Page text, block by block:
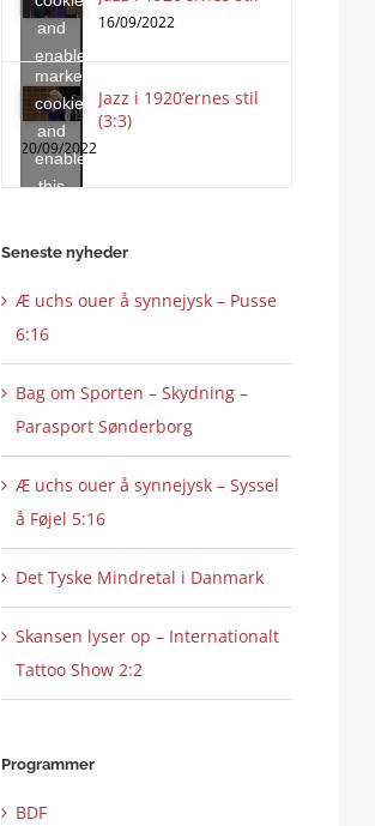
and
enable
this
content
16/09/2022
to
accept
marketing
cookies
and
enable
this
Jazz i 1920’ernes stil
(3:3)
20/09/2022
Seneste nyheder
Æ uchs ouer å synnejysk – Pusse
6:16
Bag om Sporten – Skydning –
Parasport Sønderborg
Æ uchs ouer å synnejysk – Syssel
å Føjel 5:16
Det Tyske Mindretal i Danmark
Skansen lyser op – Internationalt
Tattoo Show 2:2
Programmer
BDF